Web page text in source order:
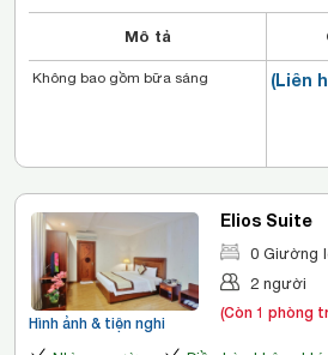
Mô tả
(Liên
Không bao gồm bữa sáng
Hình ảnh & tiện nghi
Elios Suite
0 Giường
2 người
(Còn 1 phòng